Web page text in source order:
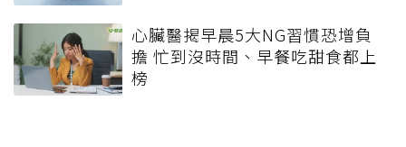
心臟醫揭早晨5大NG習慣恐增負
擔 忙到沒時間、早餐吃甜食都上
榜